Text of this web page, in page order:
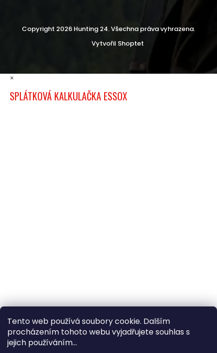
Tento web používá soubory cookie. Dalším
procházením tohoto webu vyjadřujete souhlas s
jejich používáním...
Vytvořil Shoptet
Copyright 2026 Hunting 24. Všechna práva vyhrazena.
×
SPLÁTKOVÁ KALKULAČKA ESSOX
×
Hledáte nejvýhodnější cenu? Získáte jí
pomocíregistrace